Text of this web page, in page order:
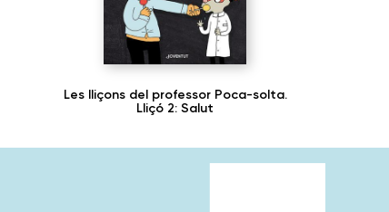
Les lliçons del professor Poca-solta.
Lliçó 2: Salut